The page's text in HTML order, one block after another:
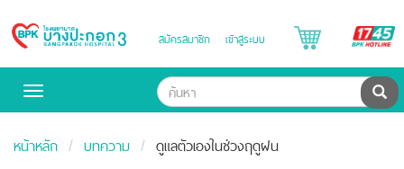
Bangpakok
สมัครสมาชิก เข้าสู่ระบบ
Toggle
ค้น
หน้าหลัก บทความ ดูแลตัวเองในช่วงฤดูฝน